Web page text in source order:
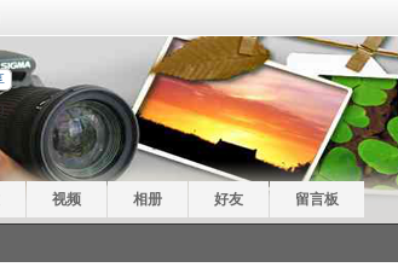
视频 相册 好友 留言板